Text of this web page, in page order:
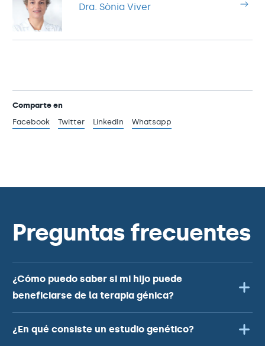
Dra. Sònia Viver
Comparte en
Facebook
Twitter LinkedIn Whatsapp
Preguntas frecuentes
¿Cómo puedo saber si mi hijo puede
beneficiarse de la terapia génica?
¿En qué consiste un estudio genético?